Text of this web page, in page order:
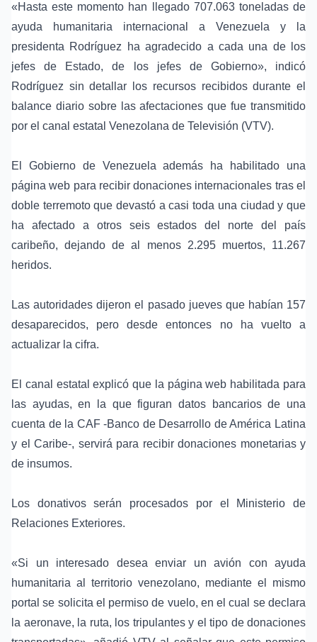
«Hasta este momento han llegado 707.063 toneladas de
ayuda humanitaria internacional a Venezuela y la
presidenta Rodríguez ha agradecido a cada una de los
jefes de Estado, de los jefes de Gobierno», indicó
Rodríguez sin detallar los recursos recibidos durante el
balance diario sobre las afectaciones que fue transmitido
por el canal estatal Venezolana de Televisión (VTV).
El Gobierno de Venezuela además ha habilitado una
página web para recibir donaciones internacionales tras el
doble terremoto que devastó a casi toda una ciudad y que
ha afectado a otros seis estados del norte del país
caribeño, dejando de al menos 2.295 muertos, 11.267
heridos.
Las autoridades dijeron el pasado jueves que habían 157
desaparecidos, pero desde entonces no ha vuelto a
actualizar la cifra.
El canal estatal explicó que la página web habilitada para
las ayudas, en la que figuran datos bancarios de una
cuenta de la CAF -Banco de Desarrollo de América Latina
y el Caribe-, servirá para recibir donaciones monetarias y
de insumos.
Los donativos serán procesados por el Ministerio de
Relaciones Exteriores.
«Si un interesado desea enviar un avión con ayuda
humanitaria al territorio venezolano, mediante el mismo
portal se solicita el permiso de vuelo, en el cual se declara
la aeronave, la ruta, los tripulantes y el tipo de donaciones